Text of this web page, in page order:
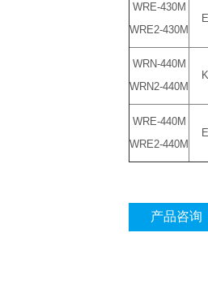
WRE-430M
WRE2-430M
E
WRN-440M
WRN2-440M
K
WRE-440M
WRE2-440M
E
产品咨询